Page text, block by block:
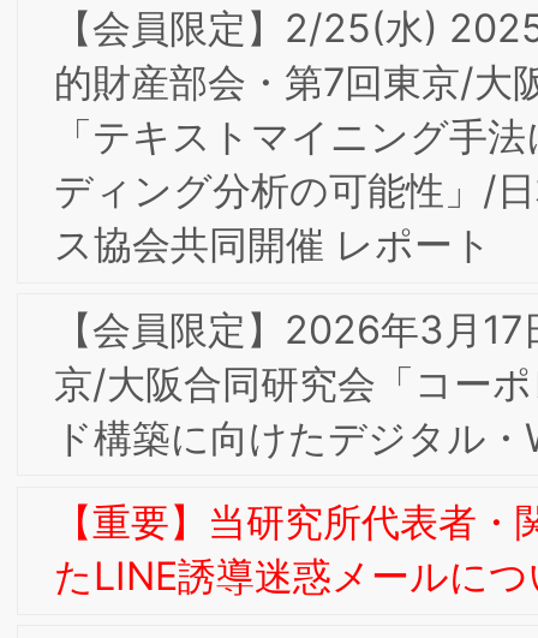
東京合同研究会＆通算第3回インターナ
ルブランディング部会研究会「企業の成
長と社会の発展-企業価値創造－企業が
てる社会を発展させる人財－」開催レポ
ート
10/10(木)BSMI東京第24回フォーラム＆
ブランド・イノベーション」を開催しま
した
【会員限定】2024年3月 東京第23回フ
ォーラム開催レポート
9/6(金)9/7(土)2024年度東阪合同夏季合
宿研究会in大阪開催の報告